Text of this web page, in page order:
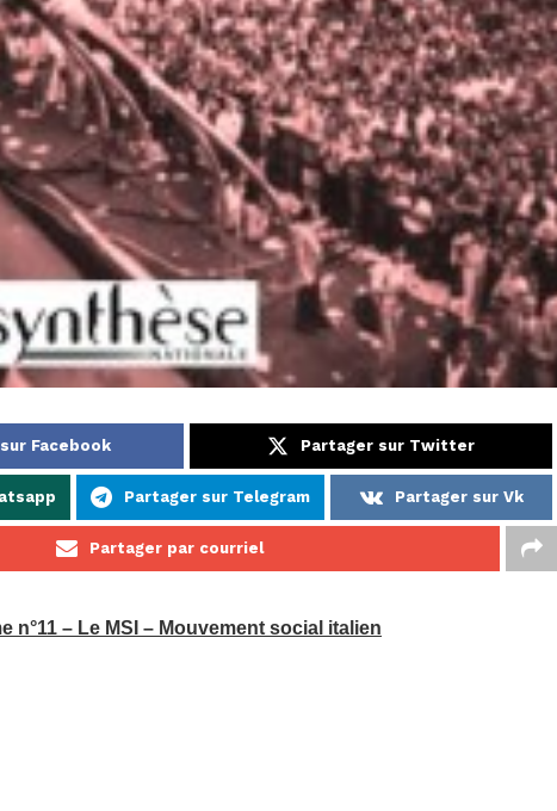
Facebook Partager sur Twitter
Partager sur Telegram Partager sur Vk
Partager par courriel
n°11 – Le MSI – Mouvement social italien